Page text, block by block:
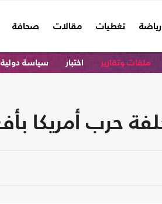
رياضة تغطيات مقالات صحافة
ملفات وتقارير اختبار سياسة دولية